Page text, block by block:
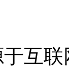
互